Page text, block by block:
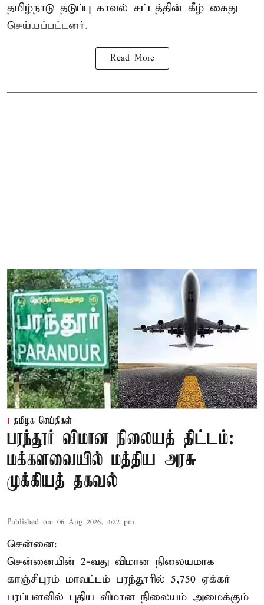
தமிழ்நாடு தடுப்பு காவல் சட்டத்தின் கீழ் கைது
செய்யப்பட்டனர்.
Read More
தமிழக செய்திகள்
பரந்தூர் விமான நிலையத் திட்டம்:
மக்களவையில் மத்திய அரசு
முக்கியத் தகவல்
Published on: 06 Aug 2026, 4:22 pm
சென்னை:
சென்னையின் 2-வது விமான நிலையமாக
காஞ்சிபுரம் மாவட்டம் பரந்தூரில் 5,750 ஏக்கர்
பரப்பளவில் புதிய விமான நிலையம் அமைக்கும்